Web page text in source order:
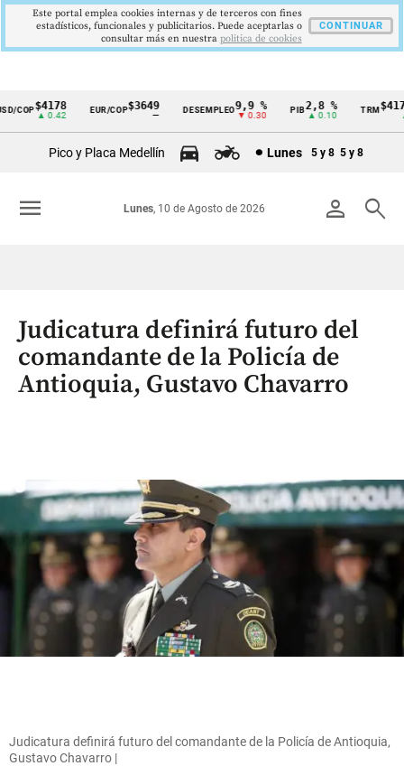
Cintillo
Colombia
COP$4178
▲ 0.42
EUR/COP$3649 DESEMPLEO 9,9 %
▼ 0.30
PIB2,8 %
▲ 0.10
TRM
▲
Pico y Placa Medellín Lunes 5 y 8 5 y 8
person search
Lunes, 10 de Agosto de 2026
menu
Judicatura definirá futuro del
comandante de la Policía de
Antioquia, Gustavo Chavarro
Judicatura definirá futuro del comandante de la Policía de Antioquia,
Gustavo Chavarro |
Este portal emplea cookies internas y de terceros con fines
estadísticos, funcionales y publicitarios. Puede aceptarlas o
consultar más en nuestra politica de cookies
CONTINUAR